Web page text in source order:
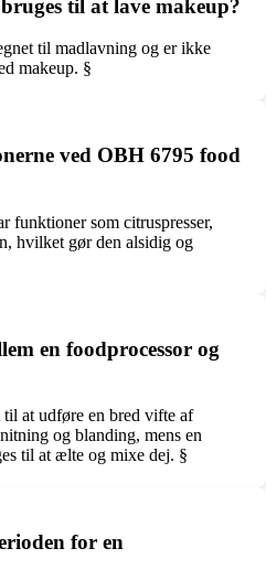
til at lave makeup?
til madlavning og er ikke
makeup. §
ved OBH 6795 food
funktioner som citruspresser,
hvilket gør den alsidig og
en foodprocessor og
til at udføre en bred vifte af
og blanding, mens en
til at ælte og mixe dej. §
for en